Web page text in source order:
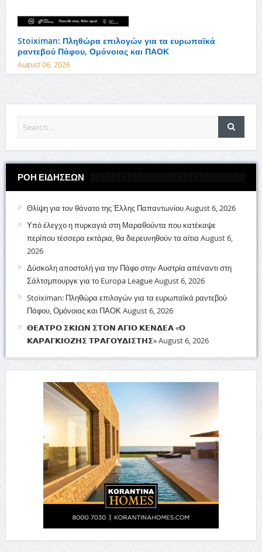
Stoiximan: Πληθώρα επιλογών για τα ευρωπαϊκά
ραντεβού Πάφου, Ομόνοιας και ΠΑΟΚ
August 06, 2026
ΡΟΗ ΕΙΔΗΣΕΩΝ
Θλίψη για τον θάνατο της Έλλης ΠαπαντωνίουAugust 6, 2026
Υπό έλεγχο η πυρκαγιά στη Μαραθούντα που κατέκαψε
περίπου τέσσερα εκτάρια, θα διερευνηθούν τα αίτια August 6,
2026
Δύσκολη αποστολή για την Πάφο στην Αυστρία απέναντι στη
Σάλτσμπουργκ για το Europa LeagueAugust 6, 2026
Stoiximan: Πληθώρα επιλογών για τα ευρωπαϊκά ραντεβού
Πάφου, Ομόνοιας και ΠΑΟΚAugust 6, 2026
𝝝𝝚𝝖𝝩𝝦𝝤 𝝨𝝟𝝞𝝮𝝢 𝝨𝝩𝝤𝝢 𝝖𝝘𝝞𝝤 𝝟𝝚𝝢𝝙𝝚𝝖 «𝝤
𝝟𝝖𝝦𝝖𝝘𝝟𝝞𝝤𝝛𝝜𝝨 𝝩𝝦𝝖𝝘𝝤𝝪𝝙𝝞𝝨𝝩𝝜𝝨»August 6, 2026